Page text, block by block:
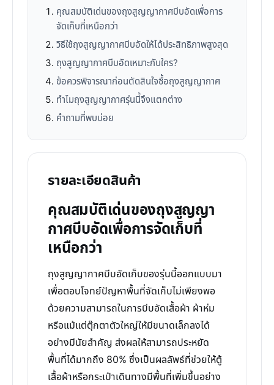
คุณสมบัติเด่นของถุงสูญญากาศบีบอัดเพื่อการ
จัดเก็บที่เหนือกว่า
วิธีใช้ถุงสูญญากาศบีบอัดให้ได้ประสิทธิภาพสูงสุด
ถุงสูญญากาศบีบอัดเหมาะกับใคร?
ข้อควรพิจารณาก่อนตัดสินใจซื้อถุงสูญญากาศ
ทำไมถุงสูญญากาศรุ่นนี้จึงแตกต่าง
คำถามที่พบบ่อย
รายละเอียดสินค้า
คุณสมบัติเด่นของถุงสูญญา
กาศบีบอัดเพื่อการจัดเก็บที่
เหนือกว่า
ถุงสูญญากาศบีบอัดเก็บของรุ่นนี้ออกแบบมา
เพื่อตอบโจทย์ปัญหาพื้นที่จัดเก็บไม่เพียงพอ
ด้วยความสามารถในการบีบอัดเสื้อผ้า ผ้าห่ม
หรือแม้แต่ตุ๊กตาตัวใหญ่ให้มีขนาดเล็กลงได้
อย่างมีนัยสำคัญ ส่งผลให้สามารถประหยัด
พื้นที่ได้มากถึง 80% ซึ่งเป็นผลลัพธ์ที่ช่วยให้ตู้
เสื้อผ้าหรือกระเป๋าเดินทางมีพื้นที่เพิ่มขึ้นอย่าง